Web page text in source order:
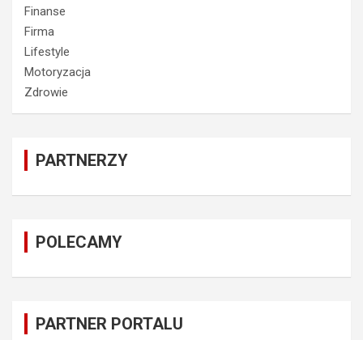
Finanse
Firma
Lifestyle
Motoryzacja
Zdrowie
PARTNERZY
POLECAMY
PARTNER PORTALU